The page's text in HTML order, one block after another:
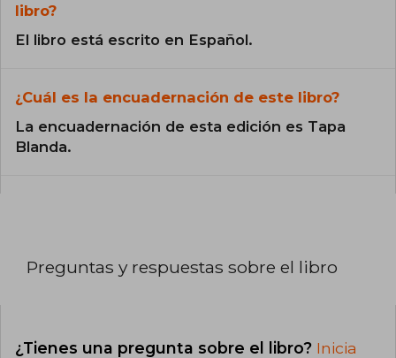
libro?
El libro está escrito en Español.
¿Cuál es la encuadernación de este libro?
La encuadernación de esta edición es Tapa
Blanda.
Preguntas y respuestas sobre el libro
¿Tienes una pregunta sobre el libro? Inicia